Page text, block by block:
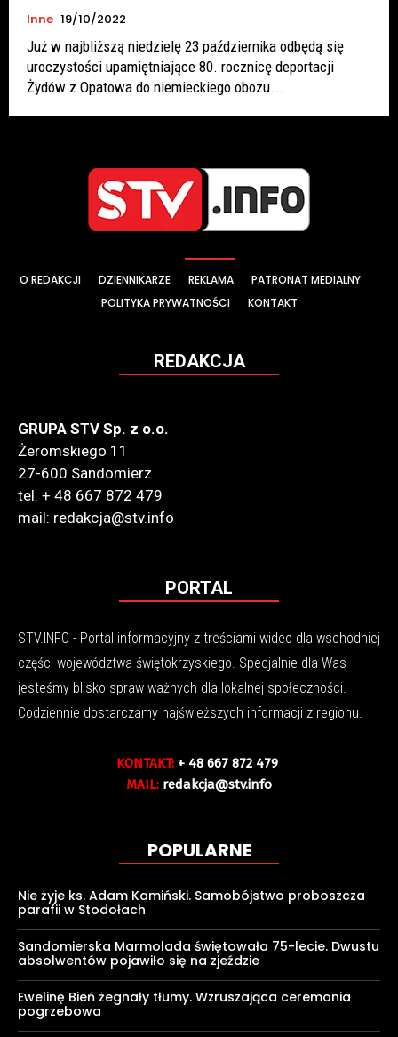
Inne 19/10/2022
Już w najbliższą niedzielę 23 października odbędą się
uroczystości upamiętniające 80. rocznicę deportacji
Żydów z Opatowa do niemieckiego obozu...
O REDAKCJI DZIENNIKARZE REKLAMA
PATRONAT MEDIALNY
POLITYKA PRYWATNOŚCI
KONTAKT
REDAKCJA
GRUPA STV Sp. z o.o.
Żeromskiego 11
27-600 Sandomierz
tel. + 48 667 872 479
mail: redakcja@stv.info
PORTAL
STV.INFO - Portal informacyjny z treściami wideo dla wschodniej
części województwa świętokrzyskiego. Specjalnie dla Was
jesteśmy blisko spraw ważnych dla lokalnej społeczności.
Codziennie dostarczamy najświeższych informacji z regionu.
KONTAKT: + 48 667 872 479
MAIL: redakcja@stv.info
POPULARNE
Nie żyje ks. Adam Kamiński. Samobójstwo proboszcza
parafii w Stodołach
Sandomierska Marmolada świętowała 75-lecie. Dwustu
absolwentów pojawiło się na zjeździe
Ewelinę Bień żegnały tłumy. Wzruszająca ceremonia
pogrzebowa